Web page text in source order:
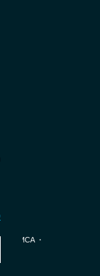
DMCA・